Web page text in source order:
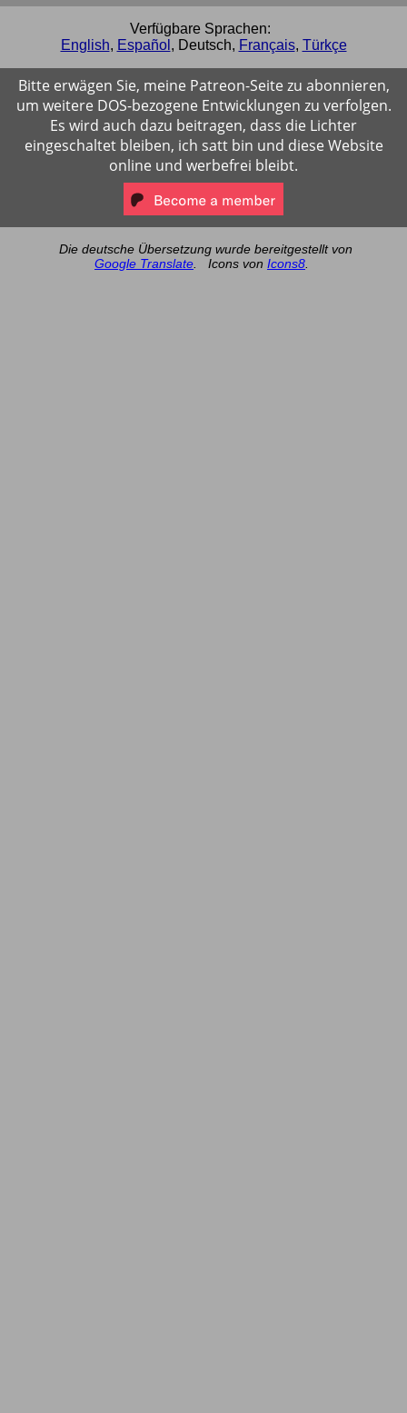
Verfügbare Sprachen:
English, Español , Deutsch, Français, Türkçe
Bitte erwägen Sie, meine Patreon-Seite zu abonnieren,
um weitere DOS-bezogene Entwicklungen zu verfolgen.
Es wird auch dazu beitragen, dass die Lichter
eingeschaltet bleiben, ich satt bin und diese Website
online und werbefrei bleibt.
Die deutsche Übersetzung wurde bereitgestellt von
Google Translate
Icons von Icons8